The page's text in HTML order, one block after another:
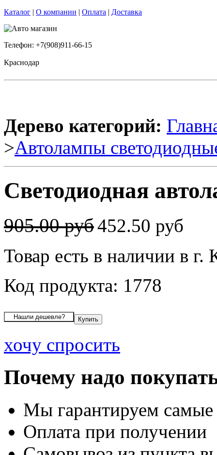
Каталог | О компании | Оплата | Доставка
Телефон: +7(908)911-66-15
Краснодар
Дерево категорий:
>Автолампы
Светодиодная
905.00 руб452.50 руб
Товар есть в наличии в г.
Код продукта: 1778
хочу спросить
Почему надо
Мы гарантируем
Оплата при получении